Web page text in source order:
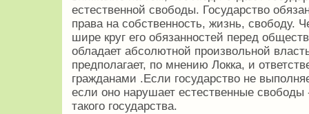
естественной свободы. Государство
права на собственность, жизнь, свободу.
шире круг его обязанностей перед
обладает абсолютной произвольной
предполагает, по мнению Локка, и
гражданами .Если государство не
если оно нарушает естественные
такого государства.